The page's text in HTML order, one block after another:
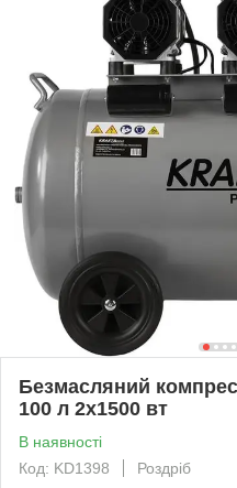
Безмасляний
100 л 2x1500 вт
В наявності
Код: KD1398
Роздріб